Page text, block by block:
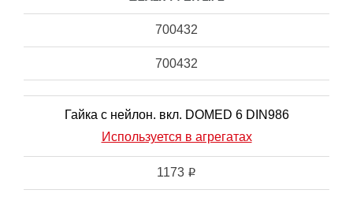
700432
700432
Гайка с нейлон. вкл. DOMED 6 DIN986
Используется в агрегатах
1173 i